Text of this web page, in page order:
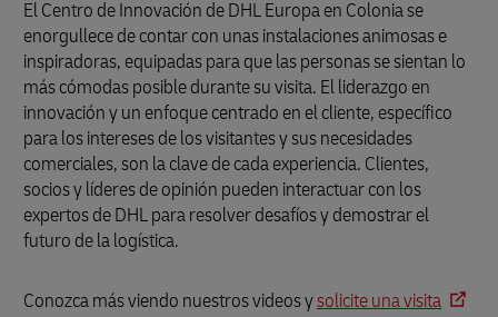
El Centro de Innovación de DHL Europa en Colonia se
enorgullece de contar con unas instalaciones animosas e
inspiradoras, equipadas para que las personas se sientan lo
más cómodas posible durante su visita. El liderazgo en
innovación y un enfoque centrado en el cliente, específico
para los intereses de los visitantes y sus necesidades
comerciales, son la clave de cada experiencia. Clientes,
socios y líderes de opinión pueden interactuar con los
expertos de DHL para resolver desafíos y demostrar el
futuro de la logística.
Conozca más viendo nuestros videos ysolicite una visita